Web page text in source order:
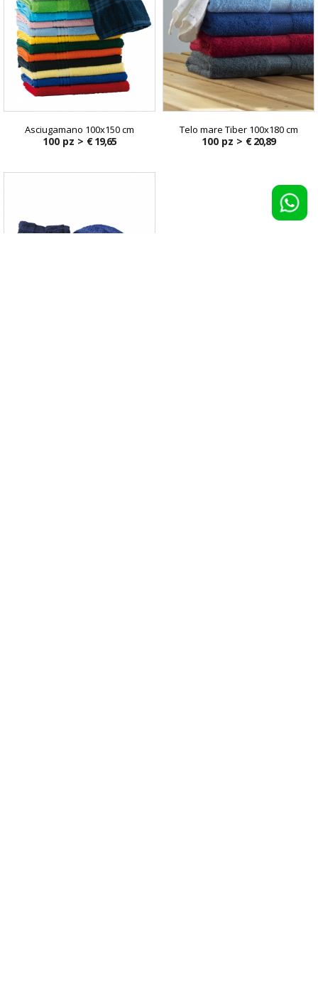
Asciugamano 100x150 cm
100 pz > € 19,65
Telo mare Tiber 100x180 cm
100 pz > € 20,89